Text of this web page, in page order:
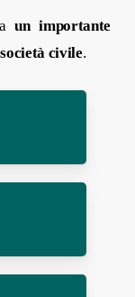
un importante
civile.